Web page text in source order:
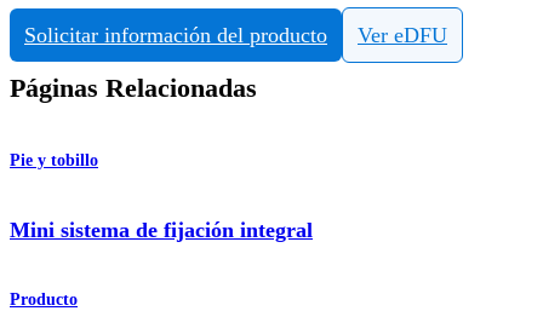
Solicitar información del producto Ver eDFU
Páginas Relacionadas
Pie y tobillo
Mini sistema de fijación integral
Producto